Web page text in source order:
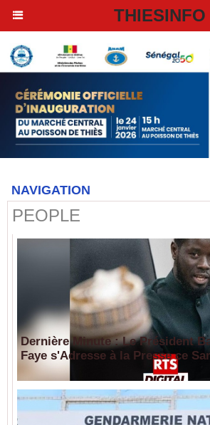
THIESINFO
NAVIGATION
PEOPLE
Dernière Minute : Le Président
Faye s'Adresse à la Presse ce